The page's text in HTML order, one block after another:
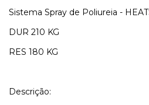
Sistema Spray de Poliureia -
DUR 210 KG
RES 180 KG
Descrição: